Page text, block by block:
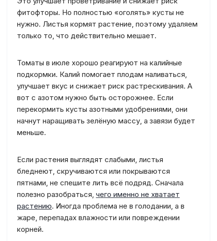
фитофторы. Но полностью «оголять» кусты не
нужно. Листья кормят растение, поэтому удаляем
только то, что действительно мешает.
Томаты в июле хорошо реагируют на калийные
подкормки. Калий помогает плодам наливаться,
улучшает вкус и снижает риск растрескивания. А
вот с азотом нужно быть осторожнее. Если
перекормить кусты азотными удобрениями, они
начнут наращивать зелёную массу, а завязи будет
меньше.
Если растения выглядят слабыми, листья
бледнеют, скручиваются или покрываются
пятнами, не спешите лить всё подряд. Сначала
полезно разобраться, чего именно не хватает
растению. Иногда проблема не в голодании, а в
жаре, перепадах влажности или повреждении
корней.